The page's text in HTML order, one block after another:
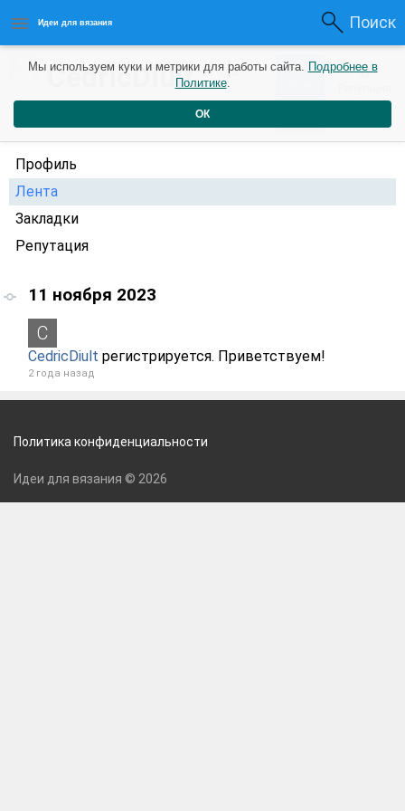
Идеи для вязания Поиск
CedricDiult 2 года 0 0
Профиль
Лента
Закладки
Репутация
11 ноября 2023
CedricDiult регистрируется. Приветствуем!
2 года назад
Мы используем куки и метрики для работы сайта. Подробнее в
Политике.
ОК
Политика конфиденциальности
Идеи для вязания © 2026